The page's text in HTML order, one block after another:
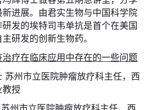
进展。由君实生物与中国科学院
发的埃特司韦单抗是首个在美国
研发的创新生物药。
疗在临床应用中存在的一些问题
苏州市立医院肿瘤放疗科主任，西
教授